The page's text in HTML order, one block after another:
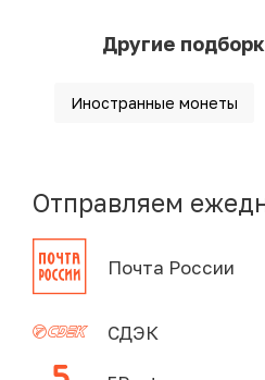
Другие
Иностранные монеты
Отправляем
Почта России
СДЭК